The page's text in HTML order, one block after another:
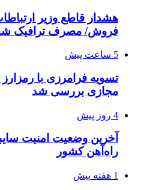
هشدار قاطع وزیر
فروش/ مصرف ترافیک
5 ساعت پیش
تسویه فرامرزی با
مجازی بررسی شد
4 روز پیش
آخرین وضعیت امنیت
راه‌آهن کشور
1 هفته پیش